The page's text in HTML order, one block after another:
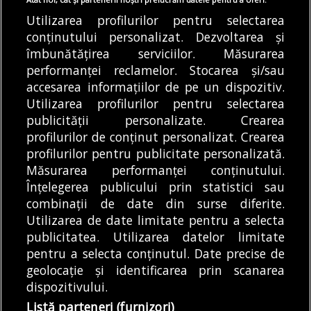
puse intenționat
Direcția Regională de
Drumuri și Poduri
(DRDP) Constanța îi
avertizează pe șoferi...
ANDREEA STĂNĂRÎNGĂ
galbene de caniculă
În acest final de
săptămână, vremea va
fi extrem de caldă în...
DE DENIZ GARGULI 07/08/2026
MODIFICĂ SETĂRILE COOKIES
© Copyright 2025 - Buletin de București.
Găzduit dePresslabs.com. Powered by TRS Design.
Despre
Noi
Media
Kit
Politică De
Confidențialitate
Cookie
Policy (EU)
Cookie
Policy
Tweet
Share this selection
Utilizarea profilurilor pentru selectarea
conținutului personalizat. Dezvoltarea și
îmbunătățirea serviciilor. Măsurarea
performanței reclamelor. Stocarea și/sau
accesarea informațiilor de pe un dispozitiv.
Utilizarea profilurilor pentru selectarea
publicității personalizate. Crearea
profilurilor de conținut personalizat. Crearea
profilurilor pentru publicitate personalizată.
Măsurarea performanței conținutului.
Înțelegerea publicului prin statistici sau
combinații de date din surse diferite.
Utilizarea de date limitate pentru a selecta
publicitatea. Utilizarea datelor limitate
pentru a selecta conținutul. Date precise de
geolocație și identificarea prin scanarea
dispozitivului.
Listă parteneri (furnizori)